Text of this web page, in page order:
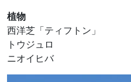
植物
西洋芝「ティフトン」
トウジュロ
ニオイヒバ